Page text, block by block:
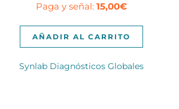
original
era:
110,00€.
actual
es:
100,00€.
Paga y señal:15,00€
AÑADIR AL CARRITO
Synlab Diagnósticos Globales